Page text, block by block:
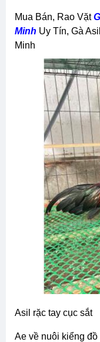
Mua Bán, Rao Vặt
Minh Uy Tín, Gà
Minh
asil rặc tay cục sắt
ae về nuôi kiểng